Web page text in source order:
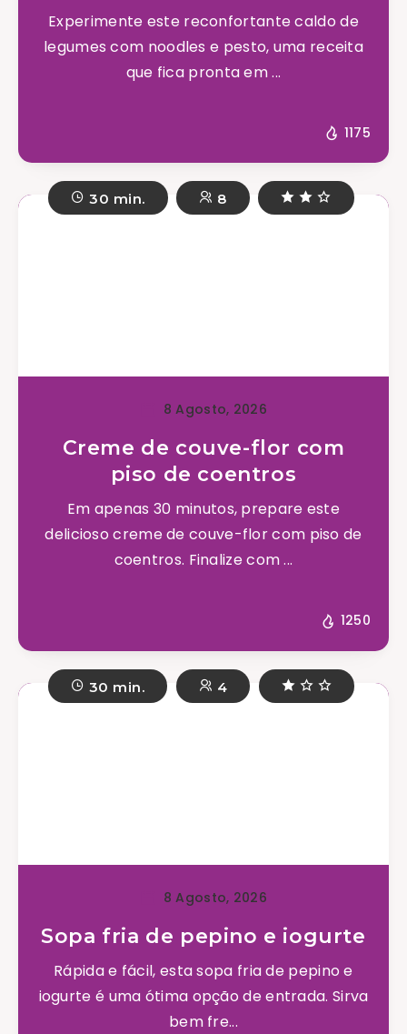
Experimente este reconfortante caldo de
legumes com noodles e pesto, uma receita
que fica pronta em ...
1175
30 min. 8
8 Agosto, 2026
Creme de couve-flor com
piso de coentros
Em apenas 30 minutos, prepare este
delicioso creme de couve-flor com piso de
coentros. Finalize com ...
1250
30 min. 4
8 Agosto, 2026
Sopa fria de pepino e iogurte
Rápida e fácil, esta sopa fria de pepino e
iogurte é uma ótima opção de entrada. Sirva
bem fre...